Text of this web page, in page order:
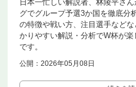
日本一忙しい解説者、林陵平さ
グでグループ予選3か国を徹底分
の特徴や戦い方、注目選手など
かりやすい解説・分析でW杯が
です。
公開：2026年05月08日